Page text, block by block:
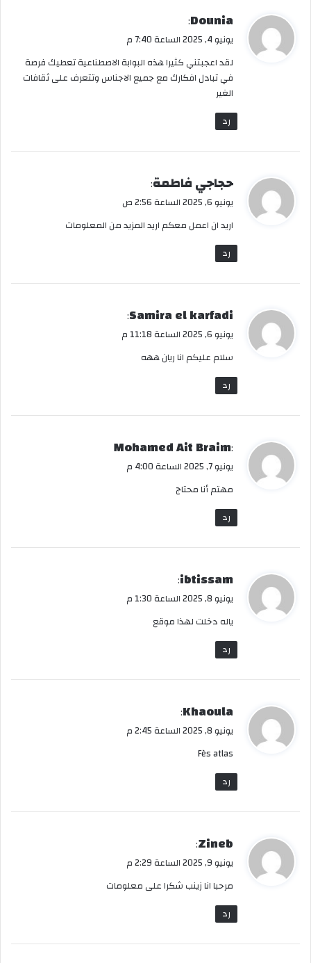
ي
و
ل
Dounia
:
يونيو 4, 2025 الساعة 7:40 م
لقد اعجبتني كثيرا هذه البوابة الاصطناعية تعطيك فرصة
في تبادل افكارك مع جميع الاجناس وتتعرف على ثقافات
الغير
رد
ي
و
ل
حجاجي فاطمة:
يونيو 6, 2025 الساعة 2:56 ص
اريد ان اعمل معكم اريد المزيد من المعلومات
رد
ي
و
ل
Samira el karfadi
:
يونيو 6, 2025 الساعة 11:18 م
سلام عليكم انا ريان ههه
رد
ي
و
ل
‪Mohamed Ait Braim:
يونيو 7, 2025 الساعة 4:00 م
مهتم أنا محتاج
رد
ي
و
ل
ibtissam
:
يونيو 8, 2025 الساعة 1:30 م
ياله دخلت لهذا موقع
رد
ي
و
ل
Khaoula
:
يونيو 8, 2025 الساعة 2:45 م
Fès atlas
رد
ي
و
ل
Zineb
:
يونيو 9, 2025 الساعة 2:29 م
مرحبا انا زينب شكرا على معلومات
رد